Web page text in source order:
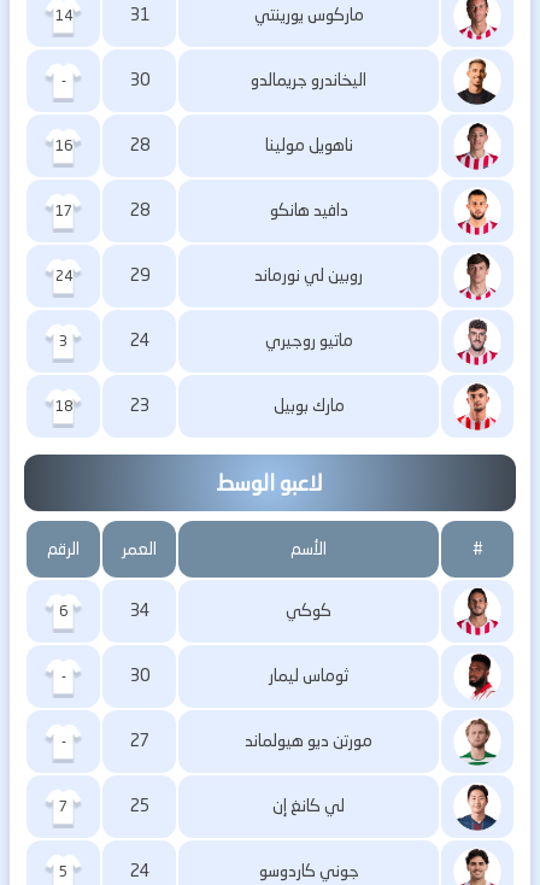
ماركوس يورينتي 31
14
اليخاندرو جريمالدو 30
-
ناهويل مولينا 28
16
دافيد هانكو 28
17
روبين لي نورماند 29
24
ماتيو روجيري 24
3
مارك بوبيل 23
18
لاعبو الوسط
# الأسم العمر الرقم
كوكي 34
6
ثوماس ليمار 30
-
مورتن ديو هيولماند 27
-
لي كانغ إن 25
7
جوني كاردوسو 24
5